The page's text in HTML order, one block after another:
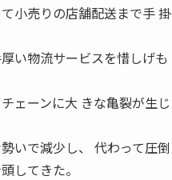
小売りの店舗配送まで手 掛
い物流サービスを惜しげも
ェーンに大 きな亀裂が生じ
いで減少し、 代わって圧倒
してきた。